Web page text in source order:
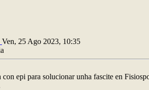
Ven, 25 Ago 2023, 10:35
epi para solucionar unha fascite en